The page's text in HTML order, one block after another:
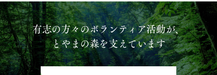
個人登録フォーム
必須 お名前
有志の方々のボランティア活動が、
とやまの森を支えています